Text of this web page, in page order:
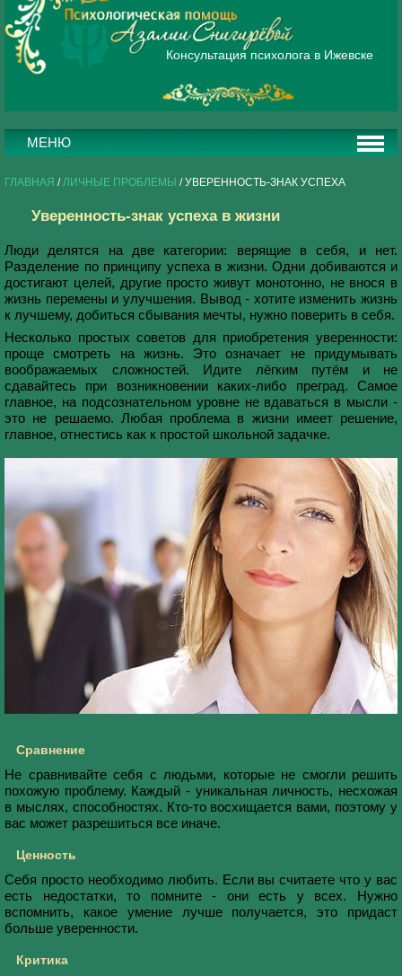
Консультация психолога в Ижевске
МЕНЮ
ГЛАВНАЯ / ЛИЧНЫЕ ПРОБЛЕМЫ / УВЕРЕННОСТЬ-ЗНАК УСПЕХА
Уверенность-знак успеха в жизни
Люди делятся на две категории: верящие в себя, и нет.
Разделение по принципу успеха в жизни. Одни добиваются и
достигают целей, другие просто живут монотонно, не внося в
жизнь перемены и улучшения. Вывод - хотите изменить жизнь
к лучшему, добиться сбывания мечты, нужно поверить в себя.
Несколько простых советов для приобретения уверенности:
проще смотреть на жизнь. Это означает не придумывать
воображаемых сложностей. Идите лёгким путём и не
сдавайтесь при возникновении каких-либо преград. Самое
главное, на подсознательном уровне не вдаваться в мысли -
это не решаемо. Любая проблема в жизни имеет решение,
главное, отнестись как к простой школьной задачке.
Сравнение
Не сравнивайте себя c людьми, которые не смогли решить
похожую проблему. Каждый - уникальная личность, несхожая
в мыслях, способностях. Кто-то восхищается вами, поэтому у
вас может разрешиться все иначе.
Ценность
Себя просто необходимо любить. Если вы считаете что у вас
есть недостатки, то помните - они есть у всех. Нужно
вспомнить, какое умение лучше получается, это придаст
больше уверенности.
Критика